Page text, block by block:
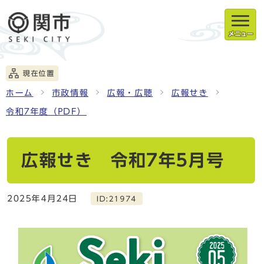
メニュー
現在位置
ホーム 市政情報 広報・広聴 広報せき
令和7年度（PDF）
広報せき 令和7年5月号
2025年4月24日 ID:21974